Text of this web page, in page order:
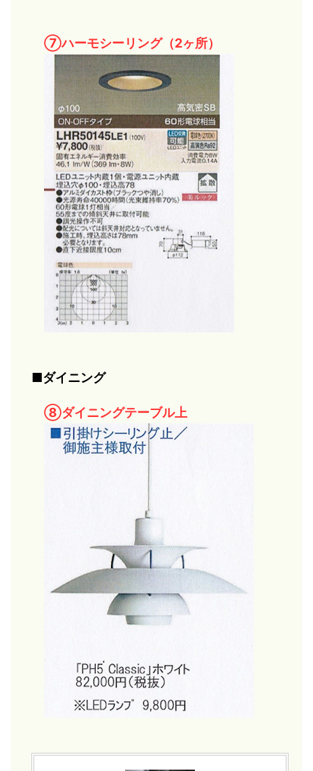
⑦ハーモシーリング（2ヶ所）
■ダイニング
⑧ダイニングテーブル上